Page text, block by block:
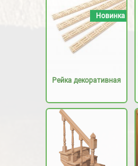
Новинка
Рейка декоративная